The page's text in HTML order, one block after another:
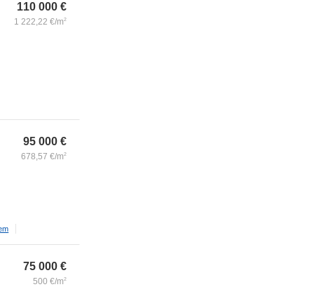
110 000 €
1 222,22 €/m2
95 000 €
678,57 €/m2
75 000 €
500 €/m2